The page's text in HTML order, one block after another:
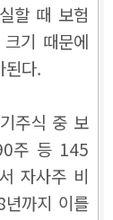
할 때 보험
기 때문에
된다.
주식 중 보
주 등 145
자사주 비
까지 이를